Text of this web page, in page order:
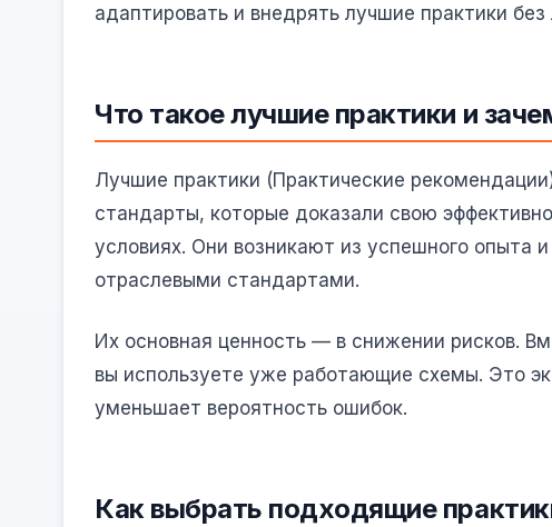
адаптировать и внедрять лучшие практики без
Что такое лучшие практики и
Лучшие практики (Практические
стандарты, которые доказали свою
условиях. Они возникают из успешного опыта
отраслевыми стандартами.
Их основная ценность — в снижении рисков.
вы используете уже работающие схемы. Это
уменьшает вероятность ошибок.
Как выбрать подходящие